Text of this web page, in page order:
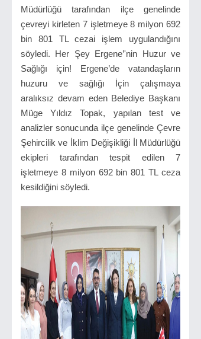
Müdürlüğü tarafından ilçe genelinde
çevreyi kirleten 7 işletmeye 8 milyon 692
bin 801 TL cezai işlem uygulandığını
söyledi. Her Şey Ergene’'nin Huzur ve
Sağlığı için! Ergene’de vatandaşların
huzuru ve sağlığı İçin çalışmaya
aralıksız devam eden Belediye Başkanı
Müge Yıldız Topak, yapılan test ve
analizler sonucunda ilçe genelinde Çevre
Şehircilik ve İklim Değişikliği İl Müdürlüğü
ekipleri tarafından tespit edilen 7
işletmeye 8 milyon 692 bin 801 TL ceza
kesildiğini söyledi.